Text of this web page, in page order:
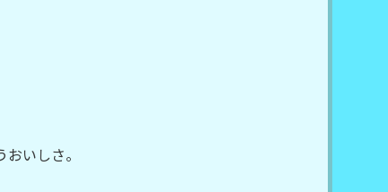
いしさ。